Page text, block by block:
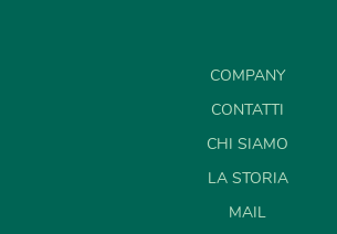
COMPANY
CONTATTI
CHI SIAMO
LA STORIA
MAIL